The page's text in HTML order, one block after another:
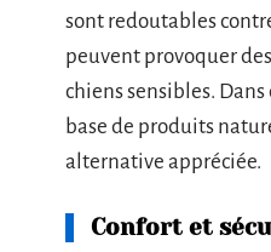
sont redoutables
peuvent provoquer
chiens sensibles. Dans
base de produits
alternative appréciée.
Confort et